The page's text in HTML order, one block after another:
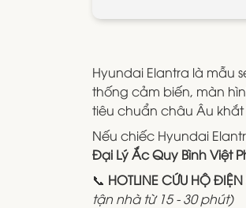
Hyundai Elantra là mẫu
thống cảm biến, màn
tiêu chuẩn châu Âu khắt
Nếu chiếc Hyundai
Đại Lý Ắc Quy Bình Việt
📞 HOTLINE CỨU HỘ
tận nhà từ 15 - 30 phút)